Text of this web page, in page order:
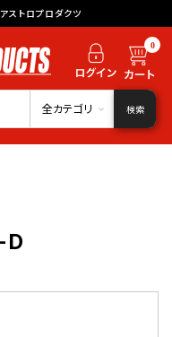
ストロプロダクツ
0
全カテゴリ 検索
D